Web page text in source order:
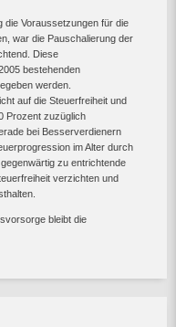
die Voraussetzungen für die
war die Pauschalierung der
Diese
bestehenden
werden.
auf die Steuerfreiheit und
Prozent zuzüglich
bei Besserverdienern
im Alter durch
zu entrichtende
verzichten und
bleibt die